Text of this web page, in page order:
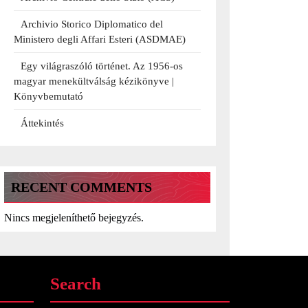
Archivio Storico Diplomatico del
Ministero degli Affari Esteri (ASDMAE)
Egy világraszóló történet. Az 1956-os
magyar menekültválság kézikönyve |
Könyvbemutató
Áttekintés
RECENT COMMENTS
Nincs megjeleníthető bejegyzés.
Search